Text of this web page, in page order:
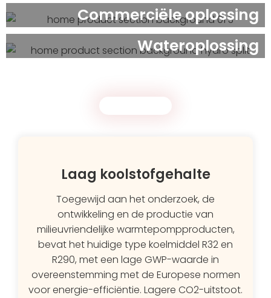
Commerciële oplossing
Wateroplossing
Laag koolstofgehalte
Toegewijd aan het onderzoek, de
ontwikkeling en de productie van
milieuvriendelijke warmtepompproducten,
bevat het huidige type koelmiddel R32 en
R290, met een lage GWP-waarde in
overeenstemming met de Europese normen
voor energie-efficiëntie. Lagere CO2-uitstoot.